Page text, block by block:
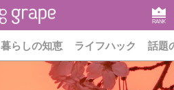
RANK
暮らしの知恵 ライフハック 話題